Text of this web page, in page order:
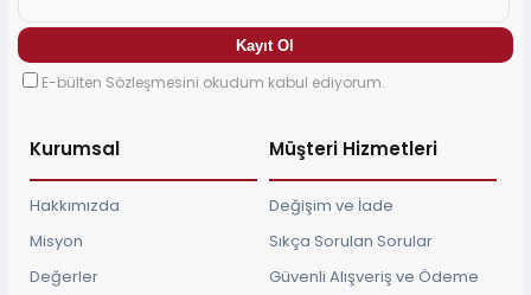
E-bülten Sözleşmesini okudum kabul ediyorum.
Kurumsal
Hakkımızda
Misyon
Değerler
Müşteri Hizmetleri
Değişim ve İade
Sıkça Sorulan Sorular
Güvenli Alışveriş ve Ödeme